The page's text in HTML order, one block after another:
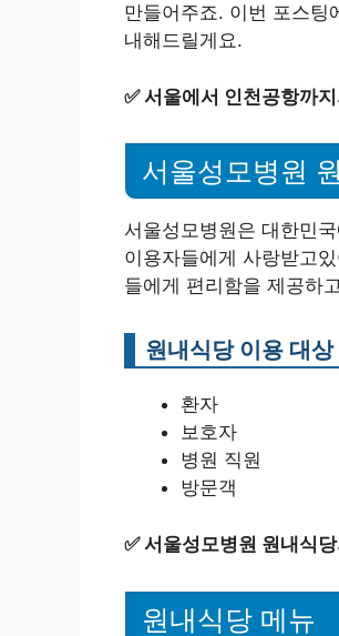
만들어주죠. 이번 포스팅
내해드릴게요.
✅서울에서 인천공항까
서울성모병원
서울성모병원은 대한민
이용자들에게 사랑받고
들에게 편리함을 제공하
원내식당 이용 대상
환자
보호자
병원 직원
방문객
✅서울성모병원 원내식
원내식당 메뉴